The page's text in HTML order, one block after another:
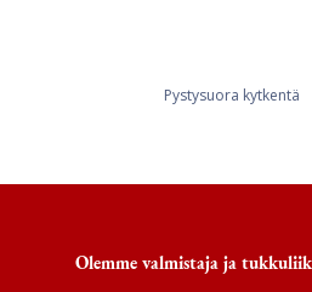
Pystysuora kytkentä
Olemme valmistaja ja